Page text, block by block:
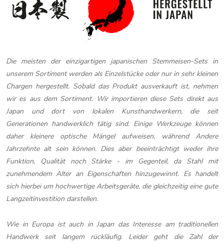
Die meisten der einzigartigen japanischen Stemmeisen-Sets in
unserem Sortiment werden als Einzelstücke oder nur in sehr kleinen
Chargen hergestellt. Sobald das Produkt ausverkauft ist, nehmen
wir es aus dem Sortiment. Wir importieren diese Sets direkt aus
Japan und dort von lokalen Kunsthandwerkern, die seit
Generationen handwerklich tätig sind. Einige Werkzeuge können
daher kleinere optische Mängel aufweisen, während Andere
Jahrzehnte alt sein können. Dies aber beeinträchtigt weder ihre
Funktion, Qualität noch Stärke - im Gegenteil, da Stahl mit
zunehmendem Alter an Eigenschaften hinzugewinnt. Es handelt
sich hierbei um hochwertige Arbeitsgeräte, die gleichzeitig eine gute
Langzeitinvestition darstellen.
Wie in Europa ist auch in Japan das Interesse am traditionellen
Handwerk seit langem rückläufig. Leider geht die Zahl der